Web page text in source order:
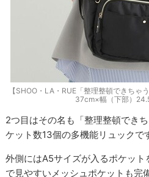
【SHOO・LA・RUE「整理整頓できち
37cm×幅（下部）
2つ目はその名も「整理整頓でき
ケット数13個の多機能リュックで
外側にはA5サイズが入るポケット
で見やすいメッシュポケットも完